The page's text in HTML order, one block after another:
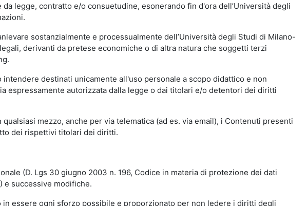
legge, contratto e/o consuetudine, esonerando fin d'ora dell’Università degli
sostanzialmente e processualmente dell’Università degli Studi di Milano-
derivanti da pretese economiche o di altra natura che soggetti terzi
destinati unicamente all'uso personale a scopo didattico e non
espressamente autorizzata dalla legge o dai titolari e/o detentori dei diritti
mezzo, anche per via telematica (ad es. via email), i Contenuti presenti
dei rispettivi titolari dei diritti.
(D. Lgs 30 giugno 2003 n. 196, Codice in materia di protezione dei dati
e successive modifiche.
essere ogni sforzo possibile e proporzionato per non ledere i diritti degli